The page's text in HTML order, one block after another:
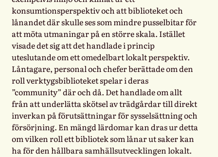
konsumtionsperspektiv och att biblioteket och
lånandet där skulle ses som mindre pusselbitar för
att möta utmaningar på en större skala. Istället
visade det sig att det handlade i princip
uteslutande om ett omedelbart lokalt perspektiv.
Låntagare, personal och chefer berättade om den
roll verktygsbiblioteket spelar i deras
”community” där och då. Det handlade om allt
från att underlätta skötsel av trädgårdar till direkt
inverkan på förutsättningar för sysselsättning och
försörjning. En mängd lärdomar kan dras ur detta
om vilken roll ett bibliotek som lånar ut saker kan
ha för den hållbara samhällsutvecklingen lokalt.